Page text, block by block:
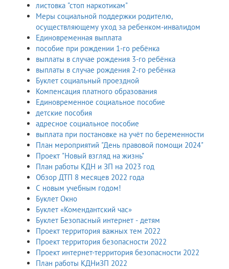
листовка "стоп наркотикам"
Меры социальной поддержки родителю,
осуществляющему уход за ребенком-инвалидом
Единовременная выплата
пособие при рождении 1-го ребёнка
выплаты в случае рождения 3-го ребёнка
выплаты в случае рождения 2-го ребёнка
Буклет социальный проездной
Компенсация платного образования
Единовременное социальное пособие
детские пособия
адресное социальное пособие
выплата при постановке на учёт по беременности
План мероприятий "День правовой помощи 2024"
Проект "Новый взгляд на жизнь"
План работы КДН и ЗП на 2023 год
Обзор ДТП 8 месяцев 2022 года
С новым учебным годом!
Буклет Окно
Буклет «Комендантский час»
Буклет Безопасный интернет - детям
Проект территория важных тем 2022
Проект территория безопасности 2022
Проект интернет-территория безопасности 2022
План работы КДНиЗП 2022